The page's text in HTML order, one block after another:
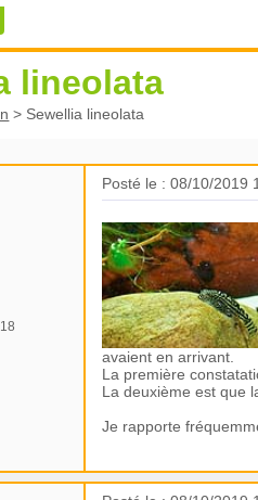
lineolata
> Sewellia lineolata
Posté le : 08/10/2019
avaient en arrivant.
La première
La deuxième est que
Je rapporte